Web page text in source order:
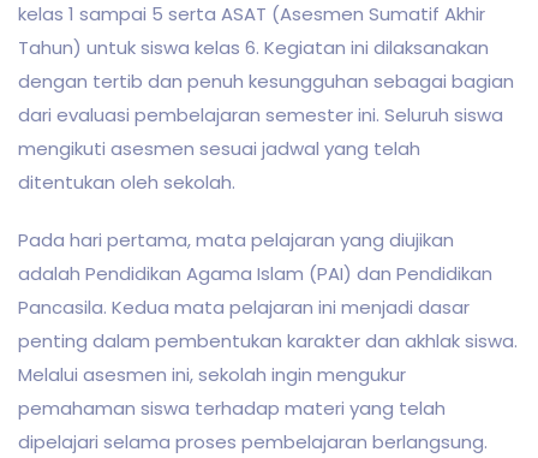
kelas 1 sampai 5 serta ASAT (Asesmen Sumatif Akhir
Tahun) untuk siswa kelas 6. Kegiatan ini dilaksanakan
dengan tertib dan penuh kesungguhan sebagai bagian
dari evaluasi pembelajaran semester ini. Seluruh siswa
mengikuti asesmen sesuai jadwal yang telah
ditentukan oleh sekolah.
Pada hari pertama, mata pelajaran yang diujikan
adalah Pendidikan Agama Islam (PAI) dan Pendidikan
Pancasila. Kedua mata pelajaran ini menjadi dasar
penting dalam pembentukan karakter dan akhlak siswa.
Melalui asesmen ini, sekolah ingin mengukur
pemahaman siswa terhadap materi yang telah
dipelajari selama proses pembelajaran berlangsung.